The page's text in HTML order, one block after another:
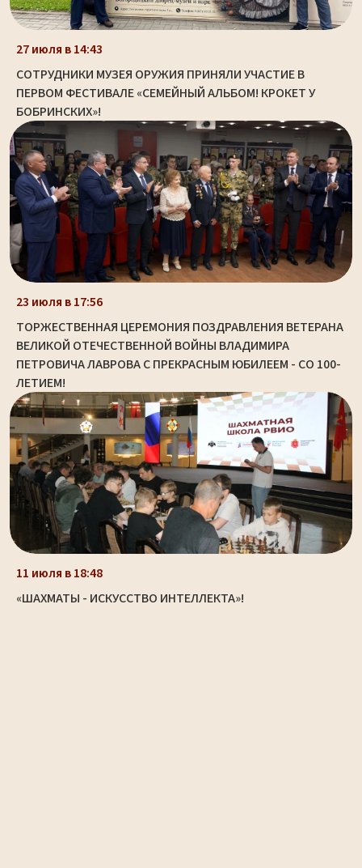
27 июля в 14:43
СОТРУДНИКИ МУЗЕЯ ОРУЖИЯ ПРИНЯЛИ УЧАСТИЕ В
ПЕРВОМ ФЕСТИВАЛЕ «СЕМЕЙНЫЙ АЛЬБОМ! КРОКЕТ У
БОБРИНСКИХ»!
23 июля в 17:56
ТОРЖЕСТВЕННАЯ ЦЕРЕМОНИЯ ПОЗДРАВЛЕНИЯ ВЕТЕРАНА
ВЕЛИКОЙ ОТЕЧЕСТВЕННОЙ ВОЙНЫ ВЛАДИМИРА
ПЕТРОВИЧА ЛАВРОВА С ПРЕКРАСНЫМ ЮБИЛЕЕМ - СО 100-
ЛЕТИЕМ!
11 июля в 18:48
«ШАХМАТЫ - ИСКУССТВО ИНТЕЛЛЕКТА»!